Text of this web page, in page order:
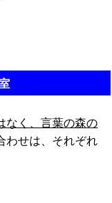
なく、言葉の森の
わせは、それぞれ